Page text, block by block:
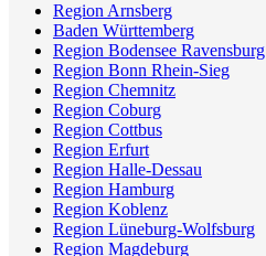
Region Arnsberg
Baden Württemberg
Region Bodensee Ravensburg
Region Bonn Rhein-Sieg
Region Chemnitz
Region Coburg
Region Cottbus
Region Erfurt
Region Halle-Dessau
Region Hamburg
Region Koblenz
Region Lüneburg-Wolfsburg
Region Magdeburg